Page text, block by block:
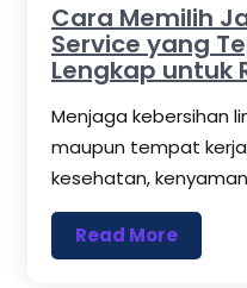
Cara Memilih
Service yang
Lengkap untuk
Menjaga kebersihan
maupun tempat
kesehatan,
Read More